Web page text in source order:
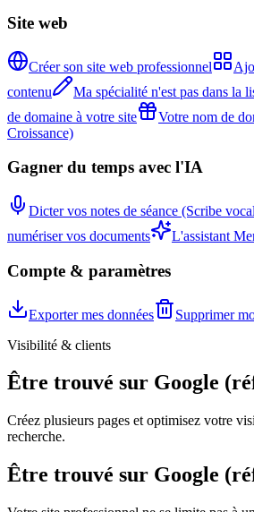
Site web
Créer son site web professionnel
contenu
Ma spécialité n'est pas dans la
de domaine à votre site
Votre nom de
Croissance)
Gagner du temps avec l'IA
Dicter vos notes de séance (Scribe
numériser vos documents
L'assistant
Compte & paramètres
Exporter mes données
Supprimer
Visibilité & clients
Être trouvé sur Google
Créez plusieurs pages et optimisez votre
recherche.
Être trouvé sur Google